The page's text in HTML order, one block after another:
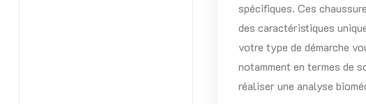
spécifiques. Ces
des caractéristiques
votre type de démarche
notamment en termes de
réaliser une analyse